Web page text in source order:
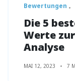
Bewertungen
Die 5
Werte
Analyse
MAI 12, 2023 7